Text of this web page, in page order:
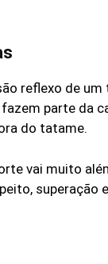
reflexo de
parte da
do tatame.
vai muito
superação